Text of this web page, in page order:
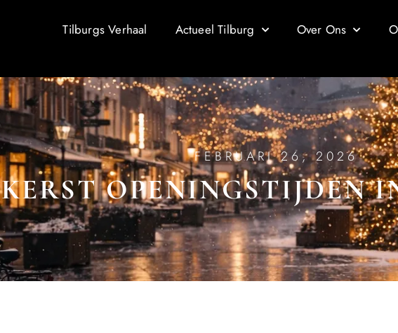
Tilburgs Verhaal Actueel Tilburg Over Ons
FEBRUARI 26, 2026
KERST OPENINGSTIJDEN